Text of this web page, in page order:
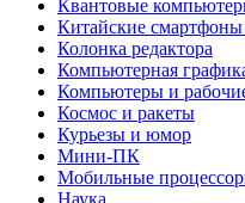
Квантовые
Китайские
Колонка редактора
Компьютерная
Компьютеры и
Космос и ракеты
Курьезы и юмор
Мини-ПК
Мобильные